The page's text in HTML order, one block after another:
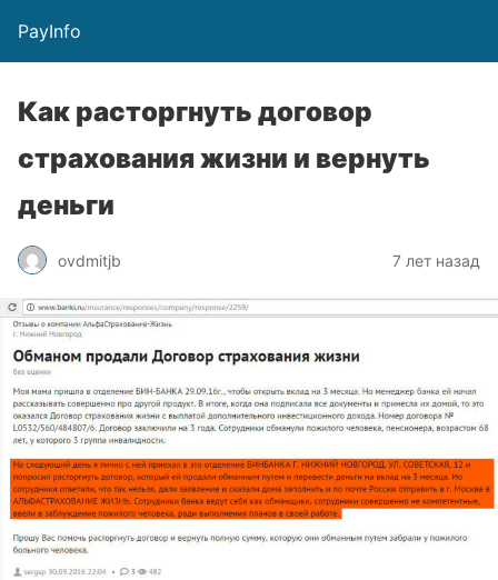
PayInfo
Как расторгнуть договор
страхования жизни и вернуть
деньги
ovdmitjb 7 лет назад